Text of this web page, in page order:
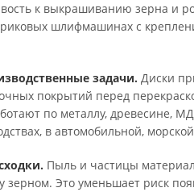
к выкрашиванию зерна и
шлифмашинах с
задачи. Диски
покрытий перед
по металлу, древесине,
в автомобильной,
Пыль и частицы
Это уменьшает риск